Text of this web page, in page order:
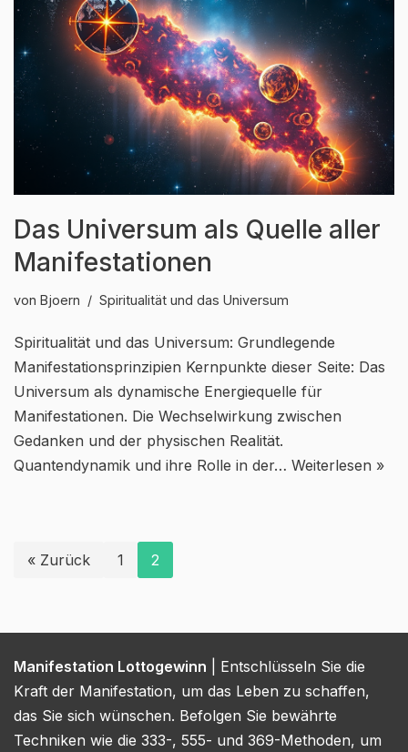
Das Universum als Quelle aller
Manifestationen
von Bjoern Spiritualität und das Universum
Spiritualität und das Universum: Grundlegende
Manifestationsprinzipien Kernpunkte dieser Seite: Das
Universum als dynamische Energiequelle für
Manifestationen. Die Wechselwirkung zwischen
Gedanken und der physischen Realität.
Quantendynamik und ihre Rolle in der… Weiterlesen »
« Zurück 1 2
Manifestation Lottogewinn | Entschlüsseln Sie die
Kraft der Manifestation, um das Leben zu schaffen,
das Sie sich wünschen. Befolgen Sie bewährte
Techniken wie die 333-, 555- und 369-Methoden, um